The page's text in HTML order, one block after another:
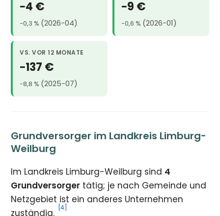
−4 €
−0,3 % (2026-04)
−9 €
−0,6 % (2026-01)
VS. VOR 12 MONATE
−137 €
−8,8 % (2025-07)
Grundversorger im Landkreis Limburg-
Weilburg
Im Landkreis Limburg-Weilburg sind 4
Grundversorger tätig; je nach Gemeinde und
Netzgebiet ist ein anderes Unternehmen
zuständig.
[4]